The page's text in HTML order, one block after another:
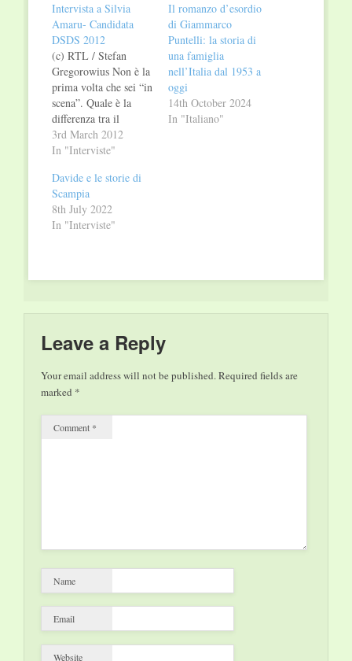
Intervista a Silvia
Amaru- Candidata
DSDS 2012
(c) RTL / Stefan
Gregorowius Non è la
prima volta che sei “in
scena”. Quale è la
differenza tra il
palcoscenico teatrale e
quello della TV? Per
differenze. Quando si
va in scena a teatro si
recita una parte che,
in genere, si è ripetuta
3rd March 2012
In "Interviste"
Il romanzo d’esordio
di Giammarco
Puntelli: la storia di
una famiglia
nell’Italia dal 1953 a
oggi
14th October 2024
In "Italiano"
Davide e le storie di
Scampia
8th July 2022
In "Interviste"
Leave a Reply
Your email address will not be published.Required fields are
marked *
Comment *
Name
Email
Website